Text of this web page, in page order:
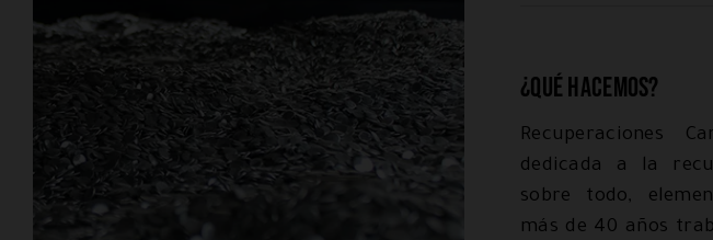
¿Qué hacemos?
Recuperaciones
dedicada a la
sobre todo,
más de 40 años